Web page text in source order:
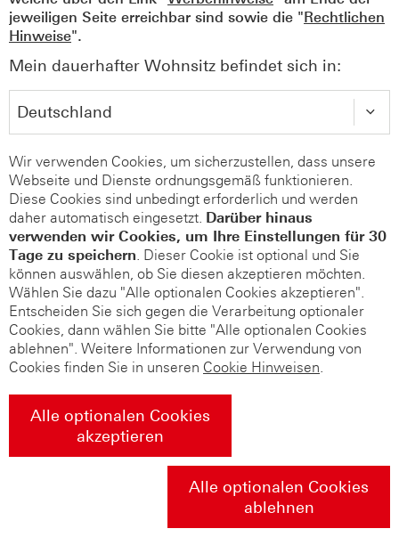
jeweiligen Seite erreichbar sind sowie die "Rechtlichen
Hinweise".
Mein dauerhafter Wohnsitz befindet sich in:
Wir verwenden Cookies, um sicherzustellen, dass unsere
Webseite und Dienste ordnungsgemäß funktionieren.
Diese Cookies sind unbedingt erforderlich und werden
daher automatisch eingesetzt. Darüber hinaus
verwenden wir Cookies, um Ihre Einstellungen für 30
Tage zu speichern. Dieser Cookie ist optional und Sie
können auswählen, ob Sie diesen akzeptieren möchten.
Wählen Sie dazu "Alle optionalen Cookies akzeptieren".
Entscheiden Sie sich gegen die Verarbeitung optionaler
Cookies, dann wählen Sie bitte "Alle optionalen Cookies
ablehnen". Weitere Informationen zur Verwendung von
Cookies finden Sie in unseren Cookie Hinweisen.
Alle optionalen Cookies
akzeptieren
Alle optionalen Cookies
ablehnen